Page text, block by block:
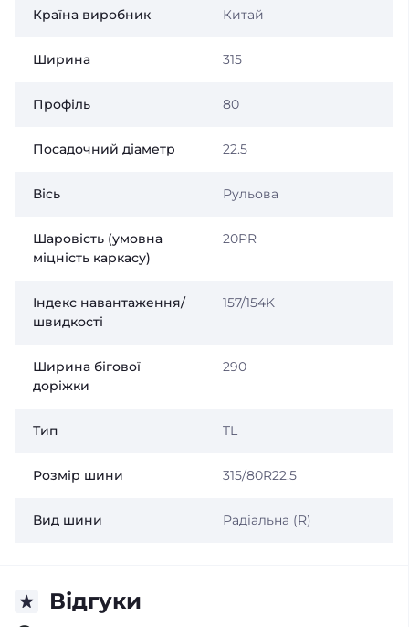
Країна виробник Китай
Ширина 315
Профіль 80
Посадочний діаметр 22.5
Вісь Рульова
Шаровість (умовна
міцність каркасу)
20PR
Індекс навантаження/
швидкості
157/154K
Ширина бігової
доріжки
290
Тип TL
Розмір шини 315/80R22.5
Вид шини Радіальна (R)
Відгуки